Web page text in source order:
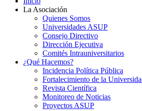
La Asociación
Quienes Somos
Universidades ASUP
Consejo Directivo
Dirección Ejecutiva
Comités Intrauniversitarios
¿Qué Hacemos?
Incidencia Política Pública
Fortalecimiento de la
Revista Científica
Monitoreo de Noticias
Proyectos ASUP